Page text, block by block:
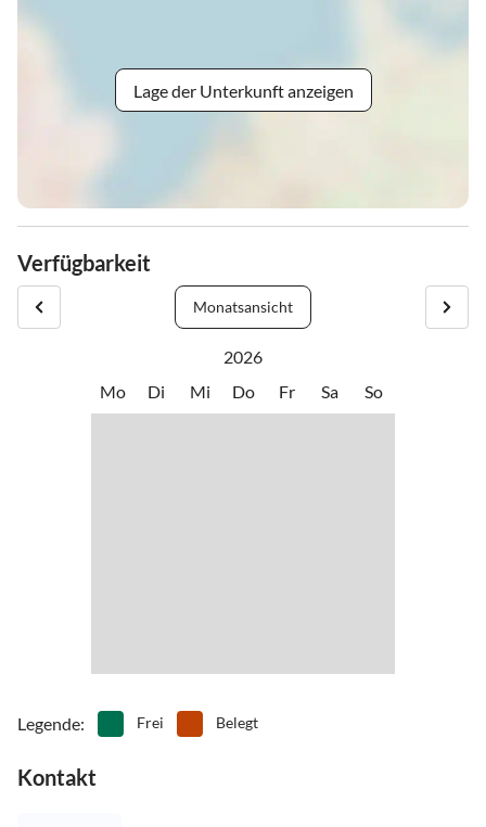
Lage der Unterkunft anzeigen
Verfügbarkeit
Monatsansicht
2026
Mo
Di Mi Do Fr Sa So
Legende: Frei Belegt
Kontakt